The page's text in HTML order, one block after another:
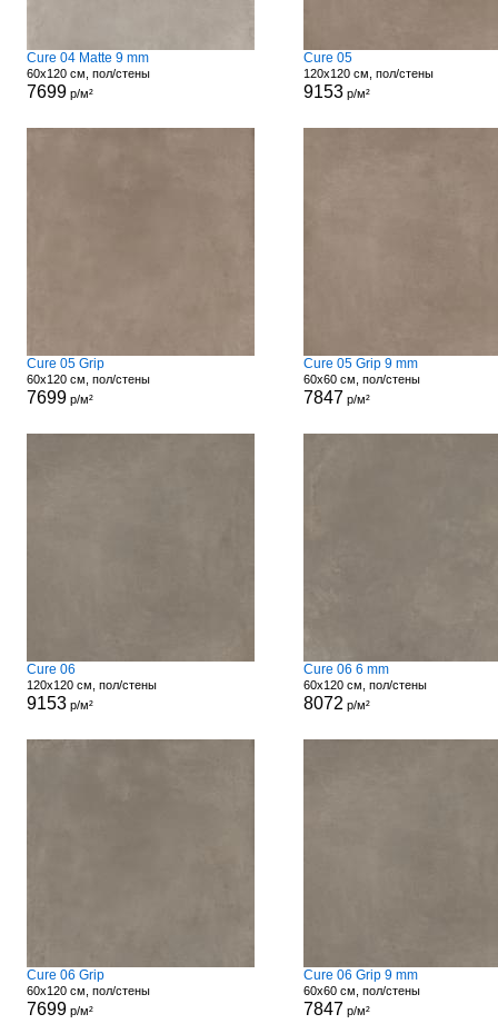
Cure 04 Matte 9 mm
60x120 см, пол/стены
7699р/м²
Cure 05
120x120 см, пол/стены
9153р/м²
Cure 05 Grip
60x120 см, пол/стены
7699р/м²
Cure 05 Grip 9 mm
60x60 см, пол/стены
7847 р/м²
Cure 06
120x120 см, пол/стены
9153р/м²
Cure 06 6 mm
60x120 см, пол/стены
8072 р/м²
Cure 06 Grip
60x120 см, пол/стены
7699р/м²
Cure 06 Grip 9 mm
60x60 см, пол/стены
7847 р/м²